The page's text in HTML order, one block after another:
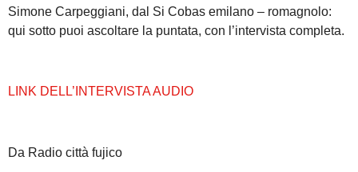
Simone Carpeggiani, dal Si Cobas emilano – romagnolo:
qui sotto puoi ascoltare la puntata, con l’intervista completa.
LINK DELL’INTERVISTA AUDIO
Da Radio città fujico